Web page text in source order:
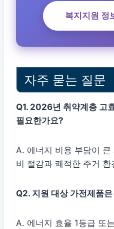
복지지원 정
자주 묻는 질문
Q1. 2026년 취약계층 고
필요한가요?
A. 에너지 비용 부담이
비 절감과 쾌적한 주거
Q2. 지원 대상 가전제품
A. 에너지 효율 1등급 또